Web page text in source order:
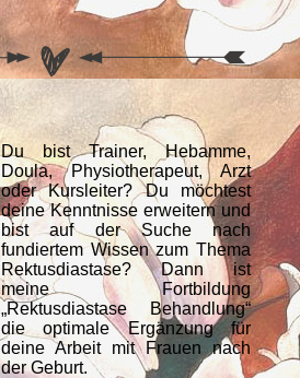
Du bist Trainer, Hebamme,
Doula, Physiotherapeut, Arzt
oder Kursleiter? Du möchtest
deine Kenntnisse erweitern und
bist auf der Suche nach
fundiertem Wissen zum Thema
Rektusdiastase? Dann ist
meine Fortbildung
„Rektusdiastase Behandlung“
die optimale Ergänzung für
deine Arbeit mit Frauen nach
der Geburt.